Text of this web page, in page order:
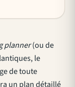
planner(ou de
le
de toute
un plan détaillé